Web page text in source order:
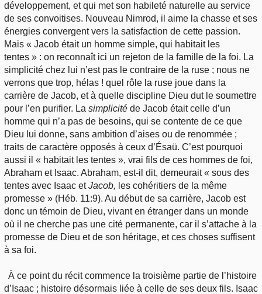
développement, et qui met son habileté naturelle au service
de ses convoitises. Nouveau Nimrod, il aime la chasse et ses
énergies convergent vers la satisfaction de cette passion.
Mais « Jacob était un homme simple, qui habitait les
tentes » : on reconnaît ici un rejeton de la famille de la foi. La
simplicité chez lui n’est pas le contraire de la ruse ; nous ne
verrons que trop, hélas ! quel rôle la ruse joue dans la
carrière de Jacob, et à quelle discipline Dieu dut le soumettre
pour l’en purifier. La simplicité de Jacob était celle d’un
homme qui n’a pas de besoins, qui se contente de ce que
Dieu lui donne, sans ambition d’aises ou de renommée ;
traits de caractère opposés à ceux d’Ésaü. C’est pourquoi
aussi il « habitait les tentes », vrai fils de ces hommes de foi,
Abraham et Isaac. Abraham, est-il dit, demeurait « sous des
tentes avec Isaac etJacob, les cohéritiers de la même
promesse » (Héb. 11:9). Au début de sa carrière, Jacob est
donc un témoin de Dieu, vivant en étranger dans un monde
où il ne cherche pas une cité permanente, car il s’attache à la
promesse de Dieu et de son héritage, et ces choses suffisent
à sa foi.
À ce point du récit commence la troisième partie de l’histoire
d’Isaac ; histoire désormais liée à celle de ses deux fils. Isaac